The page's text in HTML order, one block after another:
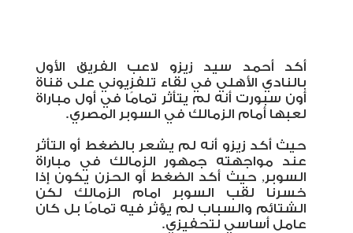
أكد أحمد سيد زيزو لاعب الفريق الأول
بالنادي الأهلي في لقاء تلفزيوني على قناة
أون سبورت أنه لم يتأثر تمامًا في أول مباراة
لعبها أمام الزمالك في السوبر المصري.
حيث أكد زيزو أنه لم يشعر بالضغط أو التأثر
عند مواجهته جمهور الزمالك في مباراة
السوبر, حيث أكد الضغط أو الحزن يكون إذا
خسرنا لقب السوبر امام الزمالك لكن
الشتائم والسباب لم يؤثر فيه تمامًا بل كان
عامل أساسي لتحفيزي.